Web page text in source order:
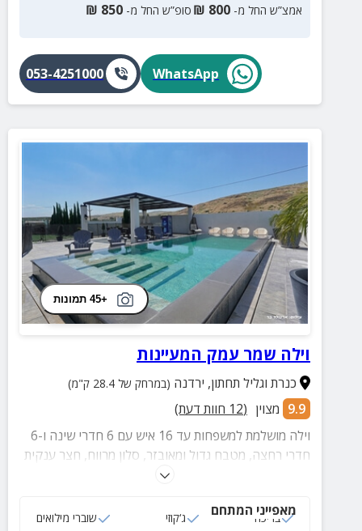
אמצ”ש החל מ- 800
₪ סופ”ש החל מ- 850
₪
WhatsApp
053-4251000
+45 תמונות
וילה שמר עמק המעיינות
כנרת וגליל תחתון, ירדנה (במרחק של 28.4 ק"מ)
9.9 מצוין (
12 חוות דעת)
וילה מושלמת למשפחות עד 16 איש עם 6 חדרי שינה ו-6
חדרי רחצה, מטבח גדול ומאובזר, סלון מרווח, חצר ענקית
עם נוף עוצר נשימה, בריכת גלישה מגודרת ומחוממת,
כדורגל ועוד.
מאפייני המתחם
בריכה ג‘קוזי שוברי מילואים